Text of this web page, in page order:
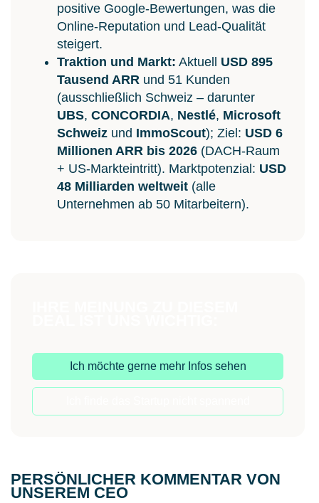
positive Google-Bewertungen, was die
Online-Reputation und Lead-Qualität
steigert.
Traktion und Markt: Aktuell USD 895
Tausend ARR und 51 Kunden
(ausschließlich Schweiz – darunter
UBS, CONCORDIA, Nestlé, Microsoft
Schweiz und ImmoScout); Ziel: USD 6
Millionen ARR bis 2026 (DACH-Raum
+ US-Markteintritt). Marktpotenzial: USD
48 Milliarden weltweit (alle
Unternehmen ab 50 Mitarbeitern).
Ich möchte gerne mehr Infos sehen
PERSÖNLICHER KOMMENTAR VON
UNSEREM CEO